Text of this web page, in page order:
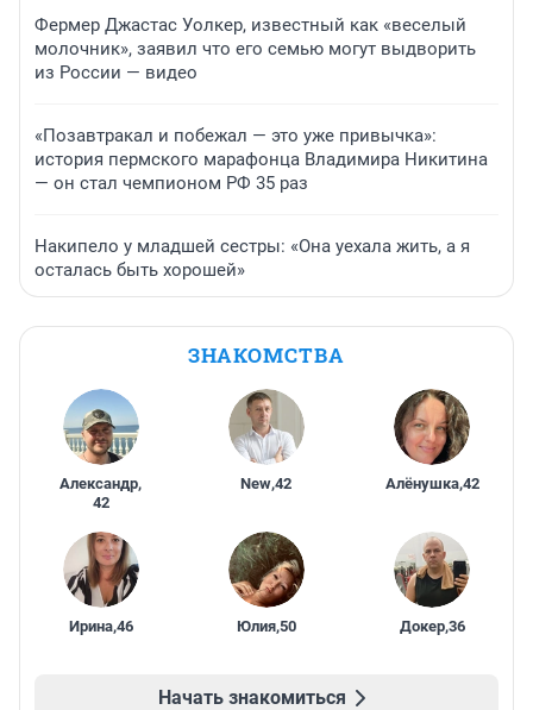
Фермер Джастас Уолкер, известный как «веселый
молочник», заявил что его семью могут выдворить
из России — видео
«Позавтракал и побежал — это уже привычка»:
история пермского марафонца Владимира Никитина
— он стал чемпионом РФ 35 раз
Накипело у младшей сестры: «Она уехала жить, а я
осталась быть хорошей»
ЗНАКОМСТВА
Александр,
42
New,42 Алёнушка,42
Ирина,46 Юлия,50 Докер,36
Начать знакомиться